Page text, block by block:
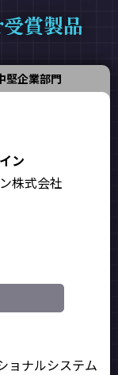
賞製品
堅企業部門
ン
株式会社
ョナルシステム